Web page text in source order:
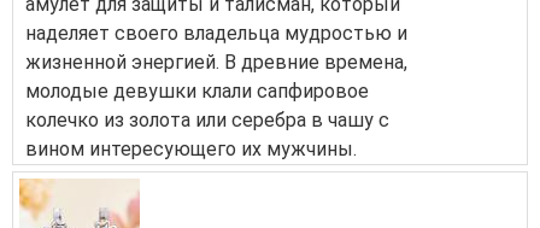
наделяет своего владельца мудростью и
жизненной энергией. В древние времена,
молодые девушки клали сапфировое
колечко из золота или серебра в чашу с
вином интересующего их мужчины.